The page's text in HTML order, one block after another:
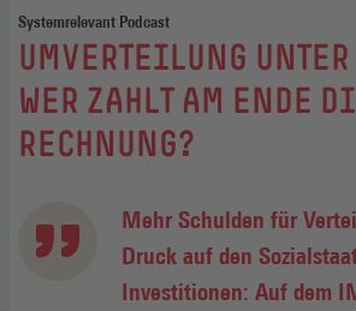
Systemrelevant Podcast
:
UMVERTEILUNG UNTER
WER ZAHLT AM ENDE
RECHNUNG?
Mehr Schulden für
Druck auf den
Investitionen: Auf dem